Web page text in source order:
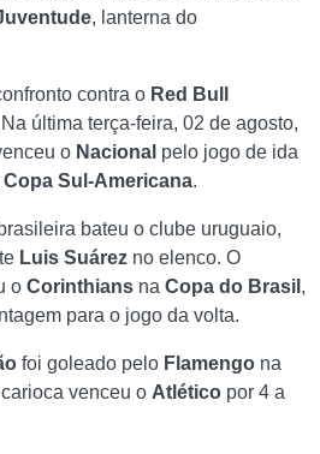
, lanterna do
contra o Red Bull
última terça-feira, 02 de agosto,
o Nacional pelo jogo de ida
Copa Sul-Americana.
bateu o clube uruguaio,
Luis Suárez no elenco. O
o Corinthians na Copa do Brasil ,
para o jogo da volta.
foi goleado pelo Flamengo na
venceu o Atlético por 4 a